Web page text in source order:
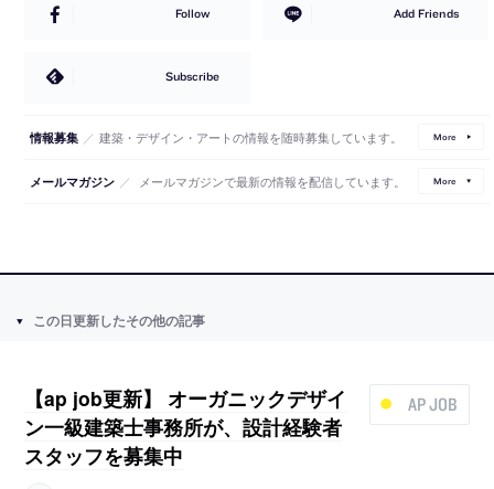
Follow Add Friends
Subscribe
情報募集 ／ 建築・デザイン・アートの情報を随時募集しています。 More
メールマガジン ／ メールマガジンで最新の情報を配信しています。 More
この日更新したその他の記事
AP JOB
【ap job更新】 オーガニックデザイ
ン一級建築士事務所が、設計経験者
スタッフを募集中